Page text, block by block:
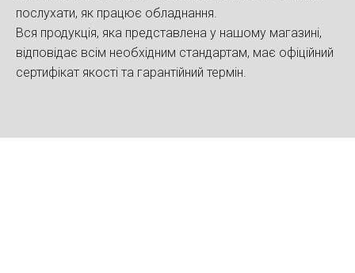
послухати, як працює обладнання.
Вся продукція, яка представлена у нашому магазині,
відповідає всім необхідним стандартам, має офіційний
сертифікат якості та гарантійний термін.